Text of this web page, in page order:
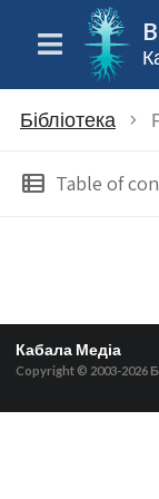
Бібліотека chevron_right
view_list Table of
Кабала Медіа
Copyright © 2003-2026